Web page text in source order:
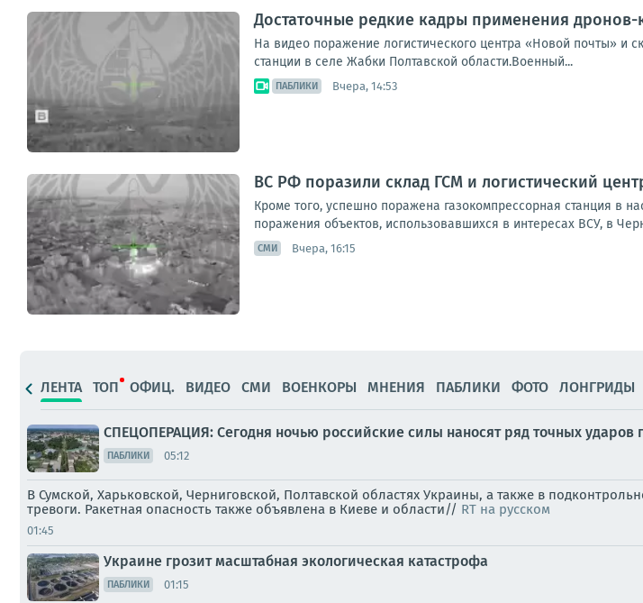
Достаточные редкие кадры применения
На видео поражение логистического центра «Новой почты» и
станции в селе Жабки Полтавской области.Военный...
ПАБЛИКИ Вчера, 14:53
ВС РФ поразили склад ГСМ и логистический
Кроме того, успешно поражена газокомпрессорная станция в
поражения объектов, использовавшихся в интересах ВСУ, в
СМИ Вчера, 16:15
ЛЕНТА ТОП ОФИЦ. ВИДЕО СМИ ВОЕНКОРЫ МНЕНИЯ ПАБЛИКИ ФОТО ЛОНГРИДЫ
СПЕЦОПЕРАЦИЯ: Сегодня ночью российские силы наносят ряд точных ударов
ПАБЛИКИ 05:12
В Сумской, Харьковской, Черниговской, Полтавской областях Украины, а также в
тревоги. Ракетная опасность также объявлена в Киеве и области// RT на русском
01:45
Украине грозит масштабная экологическая катастрофа
ПАБЛИКИ 01:15